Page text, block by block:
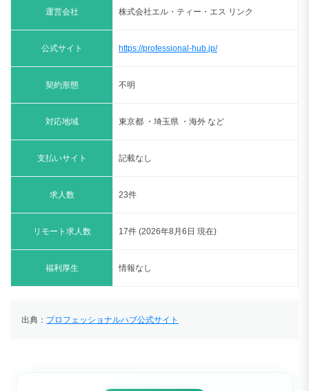
運営会社 株式会社エル・ティー・エス リンク
公式サイト https://professional-hub.jp/
契約形態 不明
対応地域 東京都 ・埼玉県 ・海外 など
支払いサイト 記載なし
求人数 23件
リモート求人数 17件 (2026年8月6日 現在)
福利厚生 情報なし
出典： プロフェッショナルハブ公式サイト